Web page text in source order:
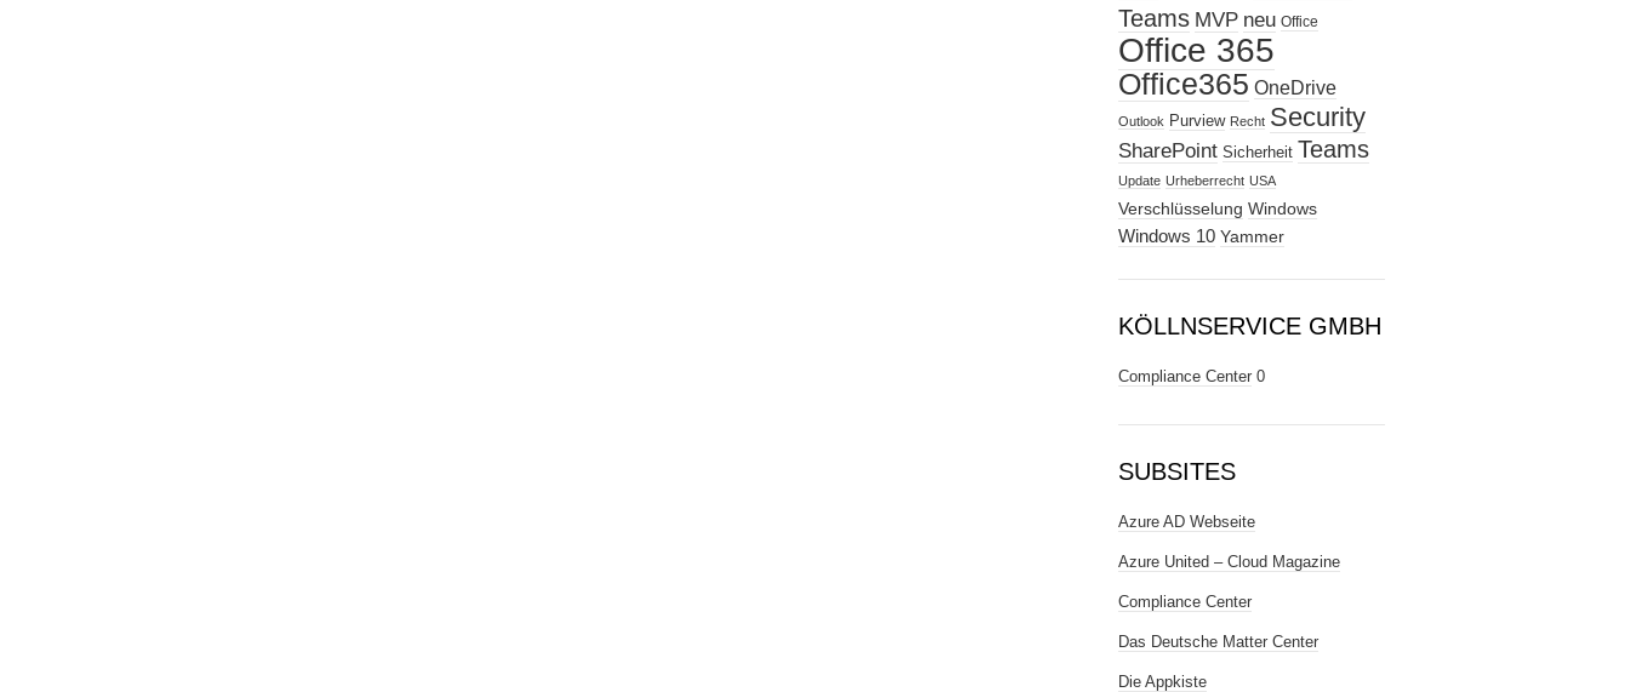
Teams MVP neu Office
Office 365
Office365 OneDrive
Outlook Purview Recht Security
SharePoint Sicherheit Teams
Update Urheberrecht USA
Verschlüsselung Windows
Windows 10 Yammer
KÖLLNSERVICE GMBH
Compliance Center 0
SUBSITES
Azure AD Webseite
Azure United – Cloud Magazine
Compliance Center
Das Deutsche Matter Center
Die Appkiste